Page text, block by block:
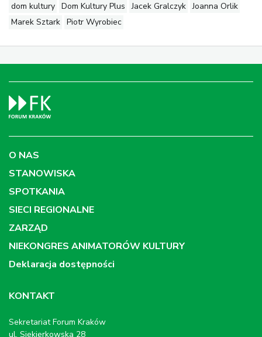
dom kultury Dom Kultury Plus Jacek Gralczyk Joanna Orlik
Marek Sztark
Piotr Wyrobiec
O NAS
STANOWISKA
SPOTKANIA
SIECI REGIONALNE
ZARZĄD
NIEKONGRES ANIMATORÓW KULTURY
Deklaracja dostępności
KONTAKT
Sekretariat Forum Kraków
ul. Siekierkowska 28